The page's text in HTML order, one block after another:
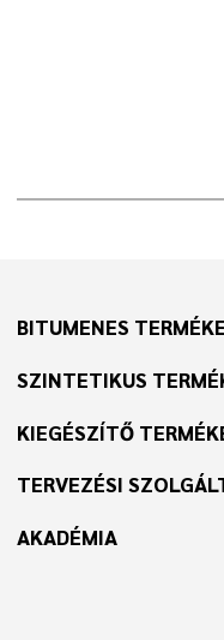
BITUMENES
SZINTETIKUS
KIEGÉSZÍTŐ
TERVEZÉSI
AKADÉMIA